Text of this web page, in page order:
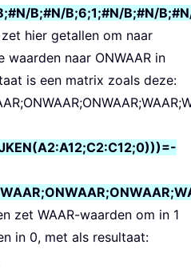
B;#N/B;6;1;#N/B;#N/
hier getallen om naar
waarden naar ONWAAR in
is een matrix zoals deze:
zet WAAR-waarden om in 1
in 0, met als resultaat: